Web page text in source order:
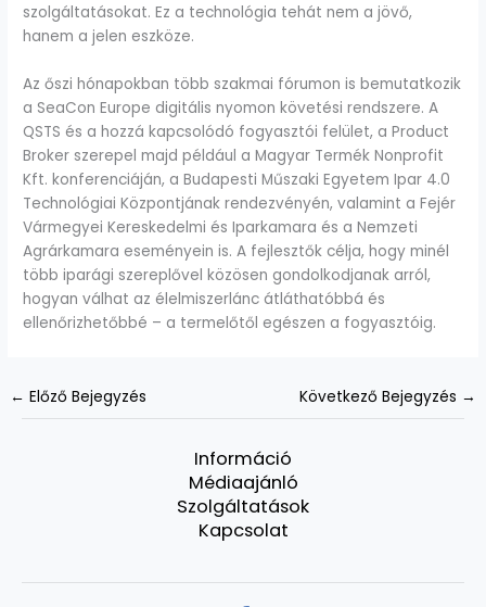
szolgáltatásokat. Ez a technológia tehát nem a jövő,
hanem a jelen eszköze.
Az őszi hónapokban több szakmai fórumon is bemutatkozik
a SeaCon Europe digitális nyomon követési rendszere. A
QSTS és a hozzá kapcsolódó fogyasztói felület, a Product
Broker szerepel majd például a Magyar Termék Nonprofit
Kft. konferenciáján, a Budapesti Műszaki Egyetem Ipar 4.0
Technológiai Központjának rendezvényén, valamint a Fejér
Vármegyei Kereskedelmi és Iparkamara és a Nemzeti
Agrárkamara eseményein is. A fejlesztők célja, hogy minél
több iparági szereplővel közösen gondolkodjanak arról,
hogyan válhat az élelmiszerlánc átláthatóbbá és
ellenőrizhetőbbé – a termelőtől egészen a fogyasztóig.
← Előző Bejegyzés Következő Bejegyzés →
Információ
Médiaajánló
Szolgáltatások
Kapcsolat